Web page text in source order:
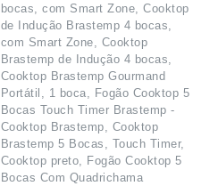
bocas, com Smart Zone, Cooktop
de Indução Brastemp 4 bocas,
com Smart Zone, Cooktop
Brastemp de Indução 4 bocas,
Cooktop Brastemp Gourmand
Portátil, 1 boca, Fogão Cooktop 5
Bocas Touch Timer Brastemp -
Cooktop Brastemp, Cooktop
Brastemp 5 Bocas, Touch Timer,
Cooktop preto, Fogão Cooktop 5
Bocas Com Quadrichama